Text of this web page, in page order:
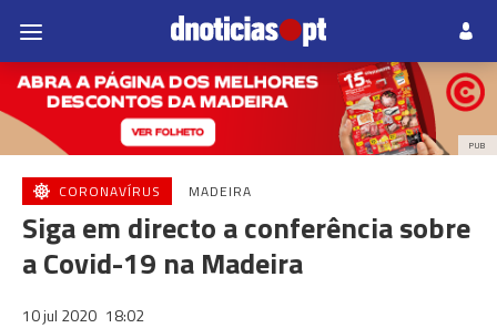
PUB
CORONAVÍRUS MADEIRA
Siga em directo a conferência sobre
a Covid-19 na Madeira
10 jul 2020 18:02